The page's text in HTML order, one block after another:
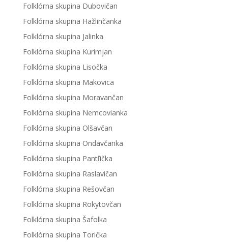
Folklórna skupina Dubovičan
Folklórna skupina Hažlinčanka
Folklórna skupina Jalinka
Folklórna skupina Kurimjan
Folklórna skupina Lisočka
Folklórna skupina Makovica
Folklórna skupina Moravančan
Folklórna skupina Nemcovianka
Folklórna skupina Olšavčan
Folklórna skupina Ondavčanka
Folklórna skupina Pantľička
Folklórna skupina Raslavičan
Folklórna skupina Rešovčan
Folklórna skupina Rokytovčan
Folklórna skupina Šafolka
Folklórna skupina Torička